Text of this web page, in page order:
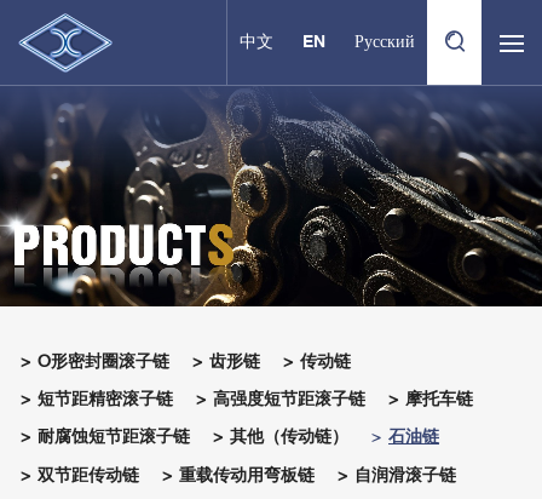
中文 EN Русский
O形密封圈滚子链 齿形链
传动链
短节距精密滚子链
高强度短节距滚子链
摩托车链
耐腐蚀短节距滚子链
其他（传动链） 石油链
双节距传动链 重载传动用弯板链 自润滑滚子链